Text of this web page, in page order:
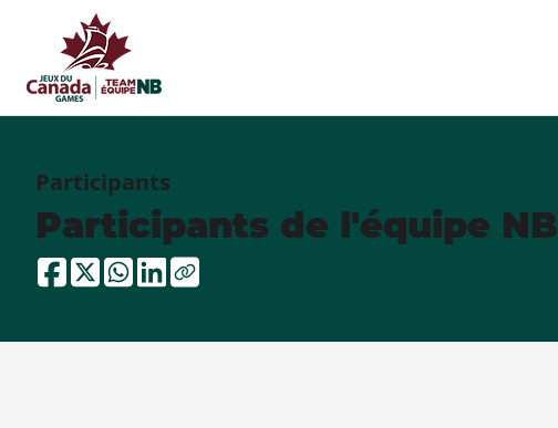
Participants
Participants de l'équipe NB